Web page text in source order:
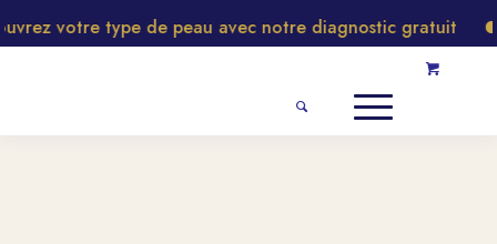
votre type de peau avec notre diagnostic gratuit